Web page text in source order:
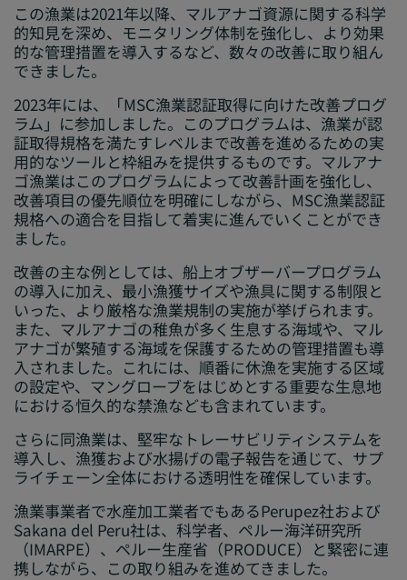
この漁業は2021年以降、マルアナゴ資源に関する科学
的知見を深め、モニタリング体制を強化し、より効果
的な管理措置を導入するなど、数々の改善に取り組ん
できました。
2023年には、「MSC漁業認証取得に向けた改善プログ
ラム」に参加しました。このプログラムは、漁業が認
証取得規格を満たすレベルまで改善を進めるための実
用的なツールと枠組みを提供するものです。マルアナ
ゴ漁業はこのプログラムによって改善計画を強化し、
改善項目の優先順位を明確にしながら、MSC漁業認証
規格への適合を目指して着実に進んでいくことができ
ました。
改善の主な例としては、船上オブザーバープログラム
の導入に加え、最小漁獲サイズや漁具に関する制限と
いった、より厳格な漁業規制の実施が挙げられます。
また、マルアナゴの稚魚が多く生息する海域や、マル
アナゴが繁殖する海域を保護するための管理措置も導
入されました。これには、順番に休漁を実施する区域
の設定や、マングローブをはじめとする重要な生息地
における恒久的な禁漁なども含まれています。
さらに同漁業は、堅牢なトレーサビリティシステムを
導入し、漁獲および水揚げの電子報告を通じて、サプ
ライチェーン全体における透明性を確保しています。
漁業事業者で水産加工業者でもあるPerupez社および
Sakana del Peru社は、科学者、ペルー海洋研究所
（IMARPE）、ペルー生産省（PRODUCE）と緊密に連
携しながら、この取り組みを進めてきました。